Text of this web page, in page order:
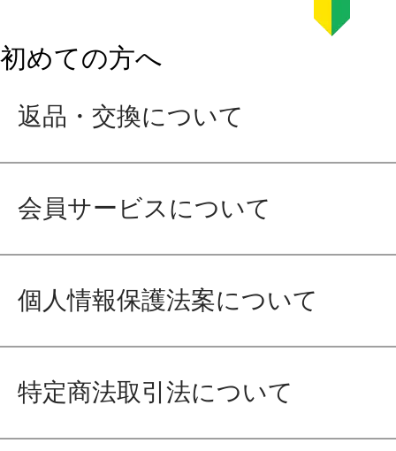
初めての方へ
返品・交換について
会員サービスについて
個人情報保護法案について
特定商法取引法について